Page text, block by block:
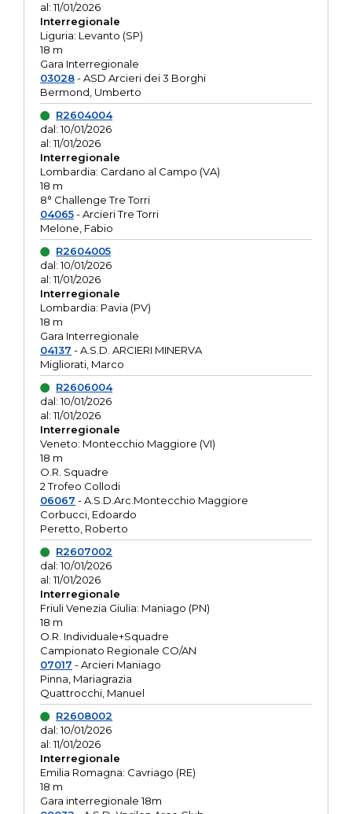
al: 11/01/2026
Interregionale
Liguria: Levanto (SP)
18 m
Gara Interregionale
03028- ASD Arcieri dei 3 Borghi
Bermond, Umberto
R2604004
dal: 10/01/2026
al: 11/01/2026
Interregionale
Lombardia: Cardano al Campo (VA)
18 m
8° Challenge Tre Torri
04065- Arcieri Tre Torri
Melone, Fabio
R2604005
dal: 10/01/2026
al: 11/01/2026
Interregionale
Lombardia: Pavia (PV)
18 m
Gara Interregionale
04137 - A.S.D. ARCIERI MINERVA
Migliorati, Marco
R2606004
dal: 10/01/2026
al: 11/01/2026
Interregionale
Veneto: Montecchio Maggiore (VI)
18 m
O.R. Squadre
2 Trofeo Collodi
06067 - A.S.D.Arc.Montecchio Maggiore
Corbucci, Edoardo
Peretto, Roberto
R2607002
dal: 10/01/2026
al: 11/01/2026
Interregionale
Friuli Venezia Giulia: Maniago (PN)
18 m
O.R. Individuale+Squadre
Campionato Regionale CO/AN
07017 - Arcieri Maniago
Pinna, Mariagrazia
Quattrocchi, Manuel
R2608002
dal: 10/01/2026
al: 11/01/2026
Interregionale
Emilia Romagna: Cavriago (RE)
18 m
Gara interregionale 18m